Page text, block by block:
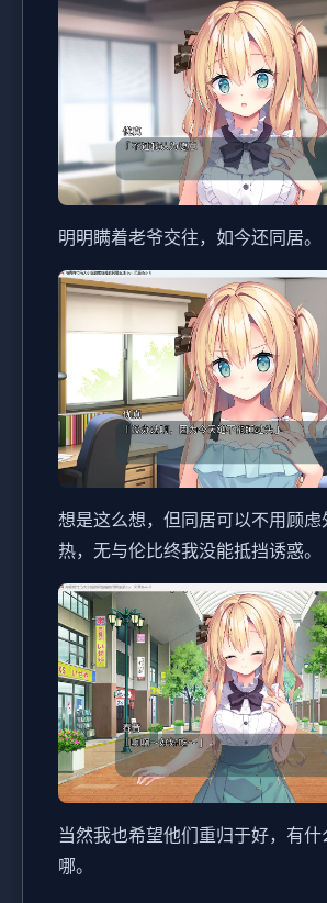
明明瞒着老爷交往，如今还同居。
想是这么想，但同居可以不用顾虑
热，无与伦比终我没能抵挡诱惑。
当然我也希望他们重归于好，有什
哪。